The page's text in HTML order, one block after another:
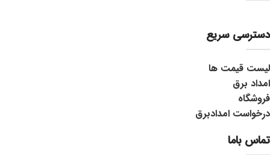
دسترسی سریع
لیست قیمت ها
امداد برق
فروشگاه
درخواست امدادبرق
تماس باما